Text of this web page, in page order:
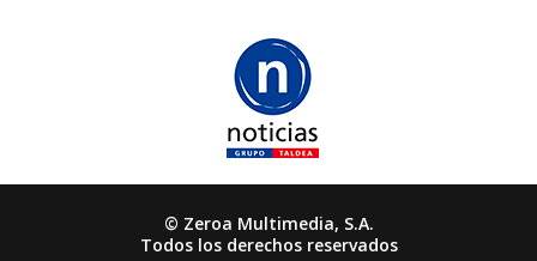
© Zeroa Multimedia, S.A.
Todos los derechos reservados